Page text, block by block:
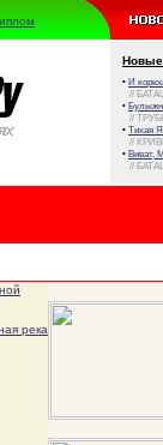
Новые
• И
//
•
//
• Тихая
//
• Виват,
//
река